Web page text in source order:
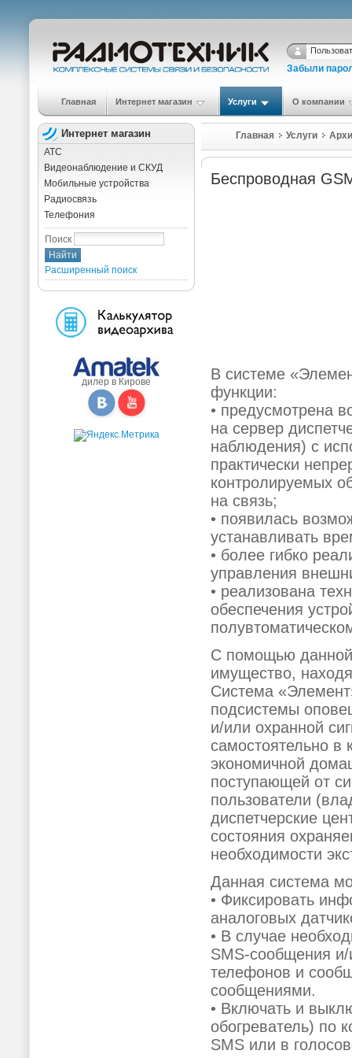
Забыли
Главная Интернет магазин Услуги О компании
Интернет магазин
АТС
Видеонаблюдение и СКУД
Мобильные устройства
Радиосвязь
Телефония
Поиск
Расширенный поиск
дилер в Кирове
Главная Услуги
Беспроводная
В системе
функции:
• предусмотрена
на сервер
наблюдения) с
практически
контролируемых
на связь;
• появилась
устанавливать
• более гибко
управления
• реализована
обеспечения
С помощью данной
имущество,
Система
подсистемы
и/или охранной
самостоятельно в
экономичной
поступающей от
пользователи
диспетчерские
состояния
необходимости
Данная система
• Фиксировать
аналоговых
• В случае
SMS-сообщения
телефонов и
сообщениями.
• Включать и
обогреватель) по
SMS или в